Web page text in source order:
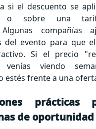
si el descuento se
o sobre una
compañías
del evento para que
Si el precio
viendo
estés frente a una
prácticas
de oportunidad